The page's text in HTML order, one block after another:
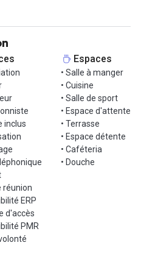
deux, vous aurez accès à
aller manger dans le
de l'immeuble. Ce restaurant
en plein centre-ville de
cocktail, l’esprit convivial et
à toutes vos attentes.
engagement minimum.
entre le Vieux Port et la Joliette,
de trottinettes Lime et un
au pied de l’immeuble, le
10 mn
M1 – Arrêt : Colbert – Hôtel
inclus
réunion
ERP
d'accès
PMR
Espaces
• Salle à manger
• Cuisine
• Salle de sport
• Espace d'attente
• Terrasse
• Espace détente
• Caféteria
• Douche